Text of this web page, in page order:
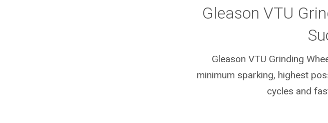
Gleason VTU
Gleason VTU Grinding
minimum sparking, highest
cycles and